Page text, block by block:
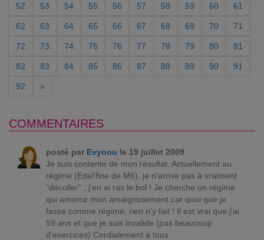
52 53 54 55 56 57 58 59 60 61
62 63 64 65 66 67 68 69 70 71
72 73 74 75 76 77 78 79 80 81
82 83 84 85 86 87 88 89 90 91
92 »
COMMENTAIRES
posté par Evynou le 19 juillet 2009
Je suis contente de mon résultat. Actuellement au
régime (Edel'fine de M6), je n'arrive pas à vraiment
"décoller" ; j'en ai ras le bol ! Je cherche un régime
qui amorce mon amaigrissement car quoi que je
fasse comme régime, rien n'y fait ! Il est vrai que j'ai
59 ans et que je suis invalide (pas beaucoup
d'exercices) Cordialement à tous